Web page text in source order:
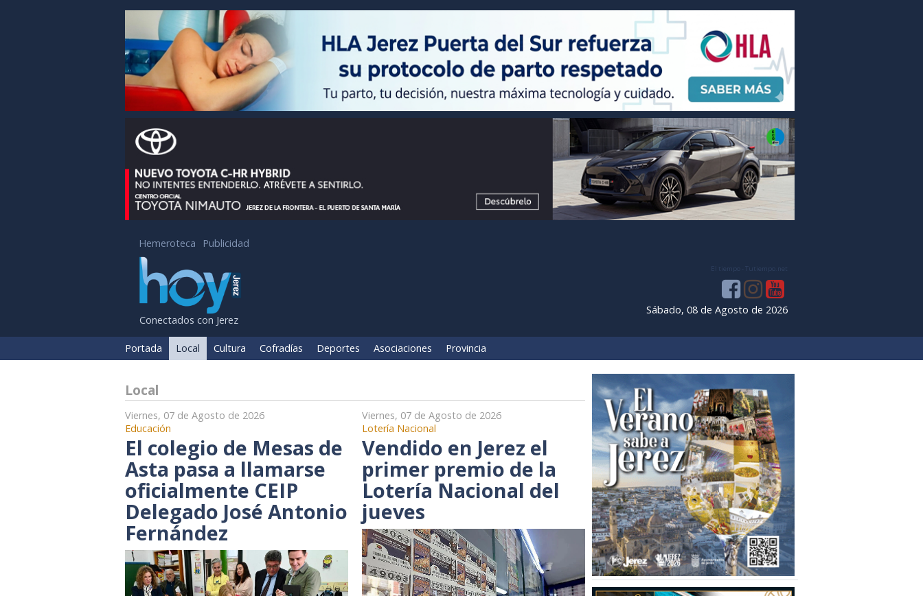
Hemeroteca Publicidad
Conectados con Jerez
El tiempo - Tutiempo.net
Sábado, 08 de Agosto de 2026
Portada Local Cultura Cofradías Deportes Asociaciones Provincia
Local
Viernes, 07 de Agosto de 2026
Educación
El colegio de Mesas de
Asta pasa a llamarse
oficialmente CEIP
Delegado José Antonio
Fernández
Viernes, 07 de Agosto de 2026
Lotería Nacional
Vendido en Jerez el
primer premio de la
Lotería Nacional del
jueves